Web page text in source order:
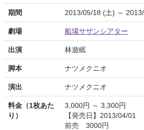
期間 2013/05/18 (土) ～
劇場 船場サザンシアター
出演 林遊眠
脚本 ナツメクニオ
演出 ナツメクニオ
料金（1枚あた
り）
3,000円 ～ 3,300円
【発売日】2013/04/01
前売 3000円